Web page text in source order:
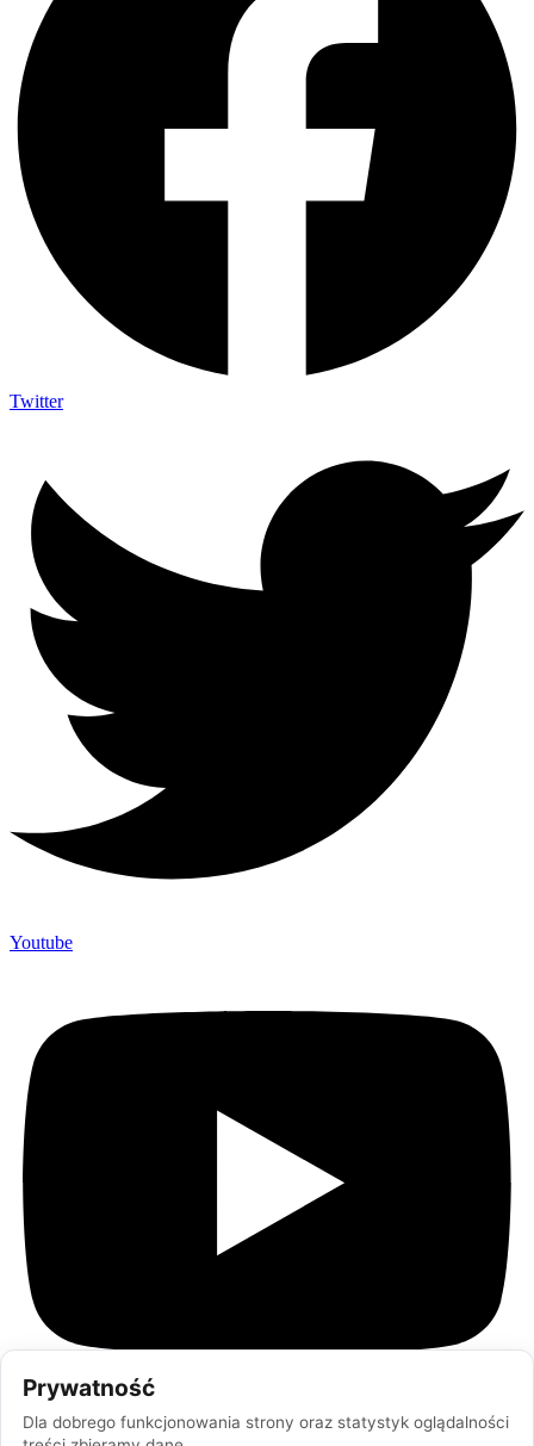
Twitter
Youtube
Prywatność
Dla dobrego funkcjonowania strony oraz statystyk oglądalności